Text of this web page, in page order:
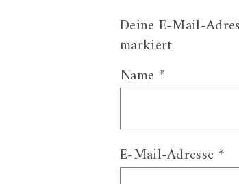
Deine E-Mail-
markiert
Name *
E-Mail-Adresse *